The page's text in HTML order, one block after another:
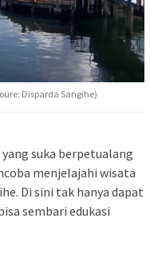
Disparda Sangihe)
suka berpetualang
menjelajahi wisata
Di sini tak hanya dapat
sembari edukasi